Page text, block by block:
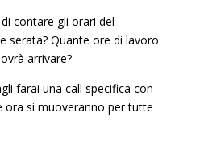
contare gli orari del
serata? Quante ore di lavoro
arrivare?
farai una call specifica con
ora si muoveranno per tutte